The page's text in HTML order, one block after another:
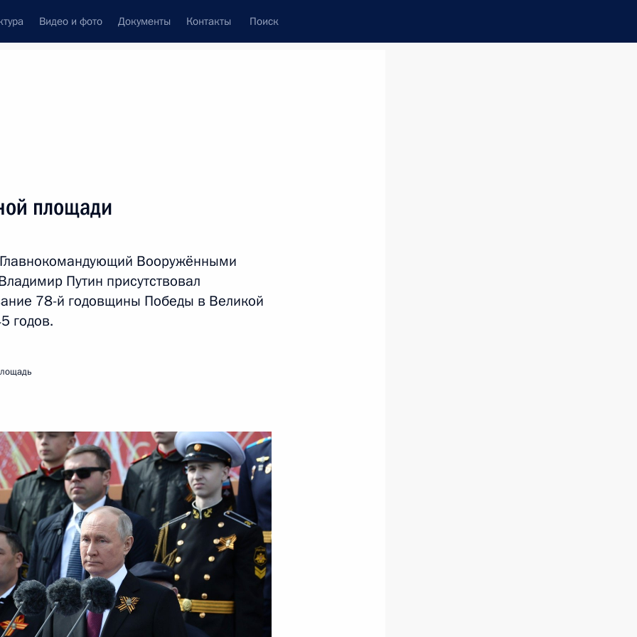
Видео и фото Документы Контакты Поиск
Подписаться на ленту
Сердаром
форума «Взаимосвязь
и развития»
участников СНГ
площади
Вооружёнными
Путин присутствовал
78-й годовщины Победы в Великой
годов.